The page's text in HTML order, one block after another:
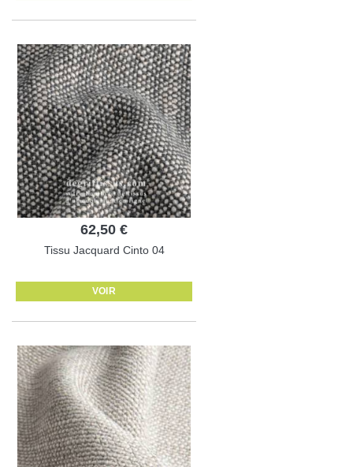
62,50 €
Tissu Jacquard Cinto 04
VOIR